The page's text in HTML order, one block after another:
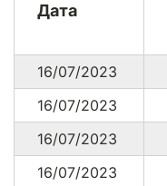
Дата
16/07/2023
16/07/2023
16/07/2023
16/07/2023